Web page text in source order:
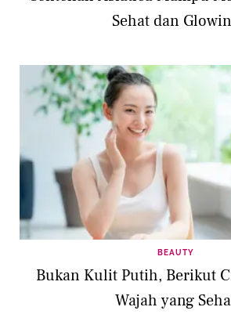
Sehat dan
BEAUTY
Bukan Kulit Putih, Berikut
Wajah yang